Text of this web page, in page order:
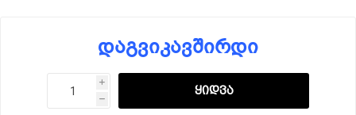
დაგვიკავშირდი
i
h